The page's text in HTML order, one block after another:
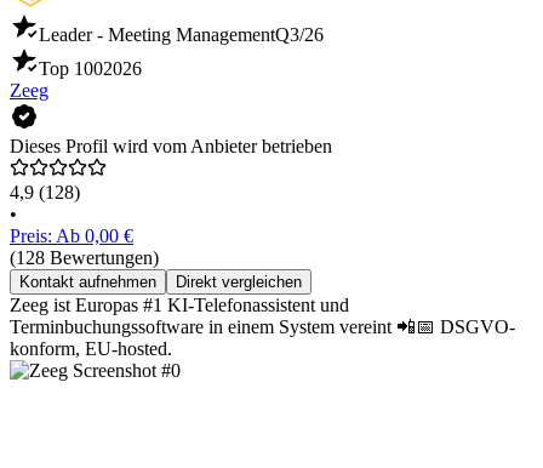
Leader - Meeting ManagementQ3/26
Top 1002026
Zeeg
Dieses Profil wird vom Anbieter betrieben
4,9 (128)
•
Preis: Ab 0,00 €
(128 Bewertungen)
Kontakt aufnehmen Direkt vergleichen
Zeeg ist Europas #1 KI-Telefonassistent und
Terminbuchungssoftware in einem System vereint 📲📅 DSGVO-
konform, EU-hosted.